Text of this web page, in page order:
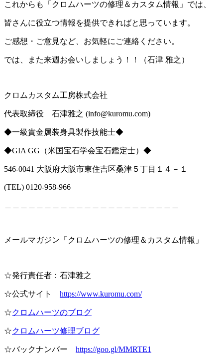
これからも「クロムハーツの修理＆カスタム情報」では、
皆さんに役立つ情報を提供できればと思っています。
ご感想・ご意見など、お気軽にご連絡ください。
では、また来週お会いしましょう！！（石津 雅之）
クロムカスタム工房株式会社
代表取締役 石津雅之 (info@kuromu.com)
◆一級貴金属装身具製作技能士◆
◆GIA GG （米国宝石学会宝石鑑定士） ◆
546-0041 大阪府大阪市東住吉区桑津５丁目１４－１
(TEL) 0120-958-966
メールマガジン「クロムハーツの修理＆カスタム情報」
☆発行責任者：石津雅之
☆公式サイト https://www.kuromu.com/
☆クロムハーツのブログ
☆クロムハーツ修理ブログ
☆バックナンバー https://goo.gl/MMRTE1